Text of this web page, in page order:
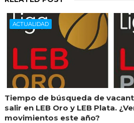
ACTUALIDAD
Tiempo de búsqueda de
salir en LEB Oro y LEB Plata.
movimientos este año?